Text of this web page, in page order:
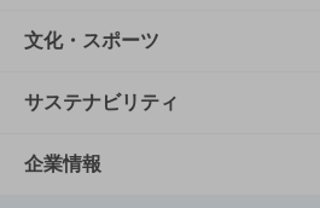
商品一覧
商品発売情報
栄養成分一覧
知る・楽しむTOP
キャンペーン
工場見学
文化・スポーツ
文化・スポーツTOP
サントリーホール
サステナビリティ
サステナビリティTOP
企業情報